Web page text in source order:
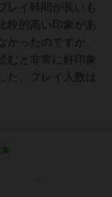
レイ時間が長いも
較的高い印象があ
かったのですが、
むと非常に好印象
た。プレイ人数は
実